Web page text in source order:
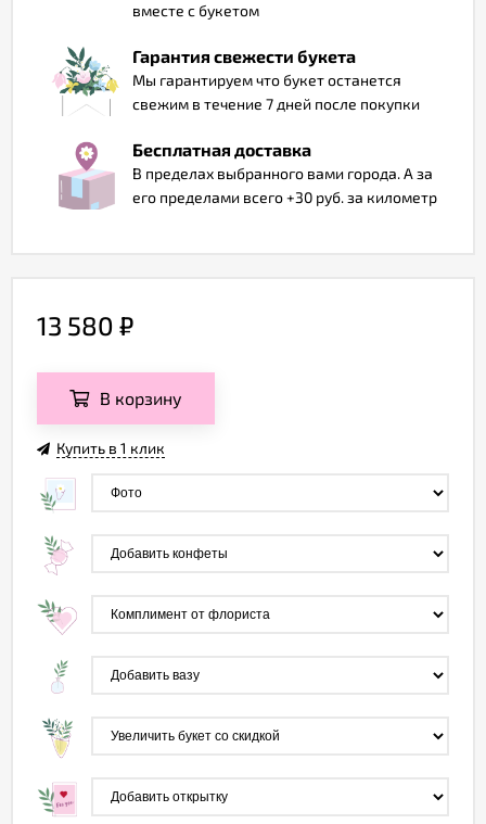
вместе с букетом
Гарантия свежести букета
Мы гарантируем что букет останется
свежим в течение 7 дней после покупки
Бесплатная доставка
В пределах выбранного вами города. А за
его пределами всего +30 руб. за километр
13 580 ₽
В корзину
Купить в 1 клик